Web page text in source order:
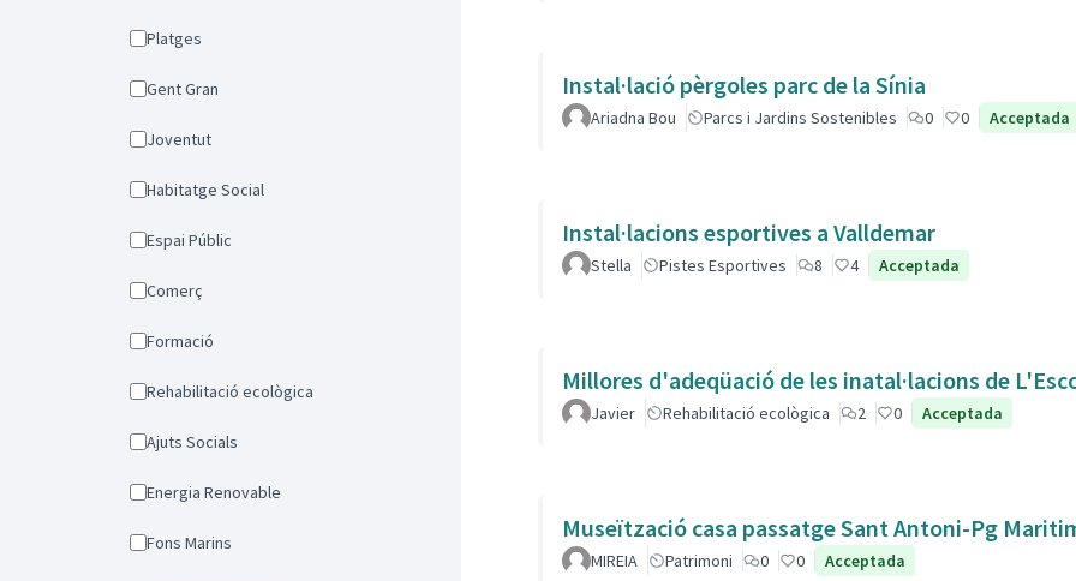
Platges
Gent Gran
Joventut
Habitatge Social
Espai Públic
Comerç
Formació
Rehabilitació ecològica
Ajuts Socials
Energia Renovable
Fons Marins
Instal·lació pèrgoles parc de la Sínia
Ariadna Bou Parcs i Jardins Sostenibles 0 0 Acceptada
Instal·lacions esportives a Valldemar
Stella Pistes Esportives 8 4 Acceptada
Millores d'adeqüació de les inatal·lacions de
Javier Rehabilitació ecològica 2 0 Acceptada
Museïtzació casa passatge Sant Antoni-Pg
MIREIA Patrimoni 0 0 Acceptada